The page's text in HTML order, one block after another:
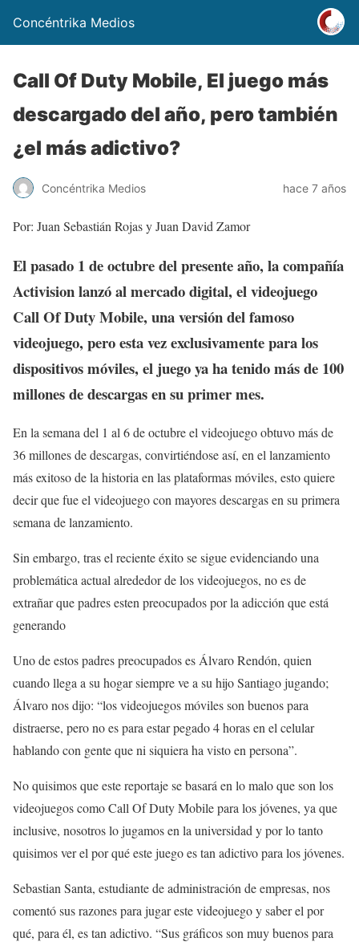
Concéntrika Medios
Call Of Duty Mobile, El juego más
descargado del año, pero también
¿el más adictivo?
Concéntrika Medios hace 7 años
Por: Juan Sebastián Rojas y Juan David Zamor
El pasado 1 de octubre del presente año, la compañía
Activision lanzó al mercado digital, el videojuego
Call Of Duty Mobile, una versión del famoso
videojuego, pero esta vez exclusivamente para los
dispositivos móviles, el juego ya ha tenido más de 100
millones de descargas en su primer mes.
En la semana del 1 al 6 de octubre el videojuego obtuvo más de
36 millones de descargas, convirtiéndose así, en el lanzamiento
más exitoso de la historia en las plataformas móviles, esto quiere
decir que fue el videojuego con mayores descargas en su primera
semana de lanzamiento.
Sin embargo, tras el reciente éxito se sigue evidenciando una
problemática actual alrededor de los videojuegos, no es de
extrañar que padres esten preocupados por la adicción que está
generando
Uno de estos padres preocupados es Álvaro Rendón, quien
cuando llega a su hogar siempre ve a su hijo Santiago jugando;
Álvaro nos dijo: “los videojuegos móviles son buenos para
distraerse, pero no es para estar pegado 4 horas en el celular
hablando con gente que ni siquiera ha visto en persona”.
No quisimos que este reportaje se basará en lo malo que son los
videojuegos como Call Of Duty Mobile para los jóvenes, ya que
inclusive, nosotros lo jugamos en la universidad y por lo tanto
quisimos ver el por qué este juego es tan adictivo para los jóvenes.
Sebastian Santa, estudiante de administración de empresas, nos
comentó sus razones para jugar este videojuego y saber el por
qué, para él, es tan adictivo. “Sus gráficos son muy buenos para